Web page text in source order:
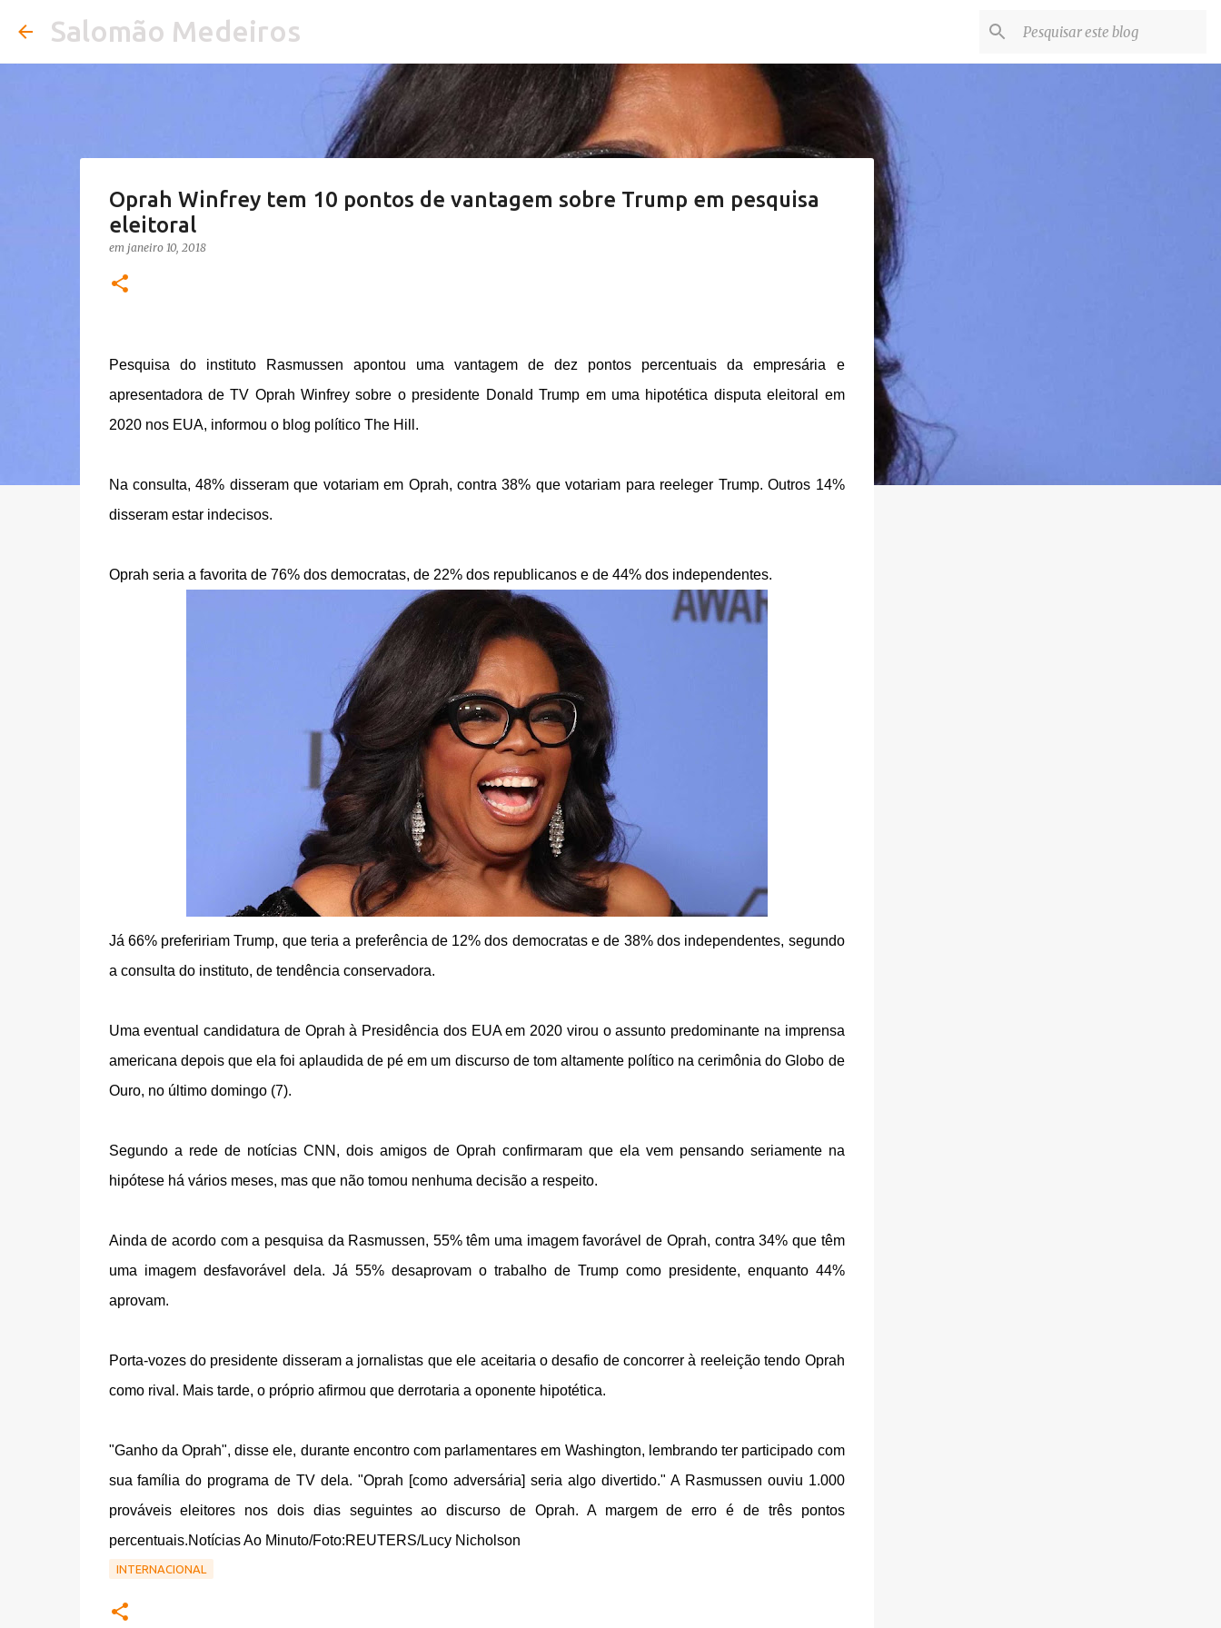
Salomão Medeiros
Oprah Winfrey tem 10 pontos de vantagem sobre Trump em pesquisa
eleitoral
em janeiro 10, 2018
Pesquisa do instituto Rasmussen apontou uma vantagem de dez pontos percentuais da empresária e
apresentadora de TV Oprah Winfrey sobre o presidente Donald Trump em uma hipotética disputa eleitoral em
2020 nos EUA, informou o blog político The Hill.
Na consulta, 48% disseram que votariam em Oprah, contra 38% que votariam para reeleger Trump. Outros 14%
disseram estar indecisos.
Oprah seria a favorita de 76% dos democratas, de 22% dos republicanos e de 44% dos independentes.
Já 66% prefeririam Trump, que teria a preferência de 12% dos democratas e de 38% dos independentes, segundo
a consulta do instituto, de tendência conservadora.
Uma eventual candidatura de Oprah à Presidência dos EUA em 2020 virou o assunto predominante na imprensa
americana depois que ela foi aplaudida de pé em um discurso de tom altamente político na cerimônia do Globo de
Ouro, no último domingo (7).
Segundo a rede de notícias CNN, dois amigos de Oprah confirmaram que ela vem pensando seriamente na
hipótese há vários meses, mas que não tomou nenhuma decisão a respeito.
Ainda de acordo com a pesquisa da Rasmussen, 55% têm uma imagem favorável de Oprah, contra 34% que têm
uma imagem desfavorável dela. Já 55% desaprovam o trabalho de Trump como presidente, enquanto 44%
aprovam.
Porta-vozes do presidente disseram a jornalistas que ele aceitaria o desafio de concorrer à reeleição tendo Oprah
como rival. Mais tarde, o próprio afirmou que derrotaria a oponente hipotética.
"Ganho da Oprah", disse ele, durante encontro com parlamentares em Washington, lembrando ter participado com
sua família do programa de TV dela. "Oprah [como adversária] seria algo divertido." A Rasmussen ouviu 1.000
prováveis eleitores nos dois dias seguintes ao discurso de Oprah. A margem de erro é de três pontos
percentuais.Notícias Ao Minuto/Foto:REUTERS/Lucy Nicholson
INTERNACIONAL